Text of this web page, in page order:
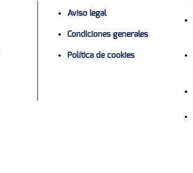
Aviso legal
Condiciones generales
Política de cookies